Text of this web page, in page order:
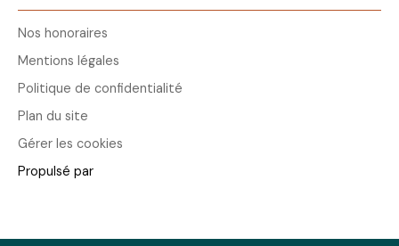
Nos honoraires
Mentions légales
Politique de confidentialité
Plan du site
Gérer les cookies
Propulsé par